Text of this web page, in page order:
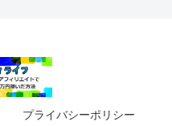
プライバシーポリシー